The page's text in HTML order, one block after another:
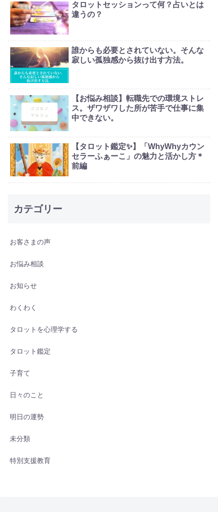
タロットセッションって何？占いとは
違うの？
誰からも必要とされていない。そんな
寂しい孤独感から抜け出す方法。
【お悩み相談】転職先での環境ストレ
ス。ザワザワした所が苦手で仕事に集
中できない。
【タロット鑑定✨】「WhyWhyカウン
セラーふぁーこ」の魅力と活かし方＊
前編
カテゴリー
お客さまの声
お悩み相談
お知らせ
わくわく
タロットを心理学する
タロット鑑定
子育て
日々のこと
明日の運勢
未分類
特別支援教育